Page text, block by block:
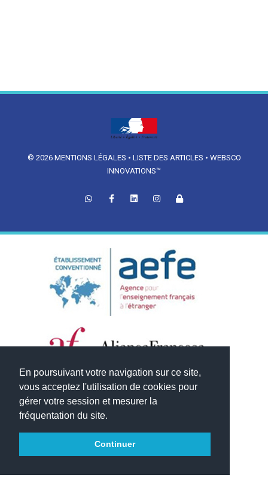
En poursuivant votre navigation sur ce site,
vous acceptez l'utilisation de cookies pour
gérer votre session et mesurer la
fréquentation du site.
Continuer
© 2026 MENTIONS LÉGALES • LISTE DES ARTICLES • WEBSCO
INNOVATIONS™